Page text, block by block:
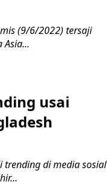
(9/6/2022) tersaji
usai
trending di media sosial